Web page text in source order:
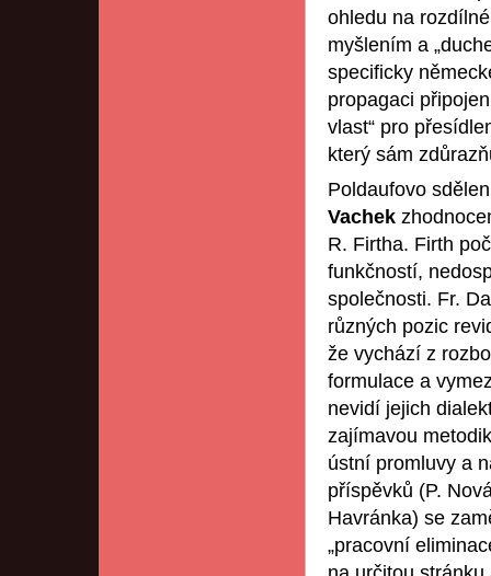
ohledu na
myšlením a
specificky
propagaci
vlast“ pro
který sám
Poldaufovo
Vachek
R. Firtha. Firth
funkčností,
společnosti. Fr.
různých pozic
že vychází z
formulace a
nevidí jejich
zajímavou
ústní promluvy a
příspěvků (P.
Havránka) se
„pracovní